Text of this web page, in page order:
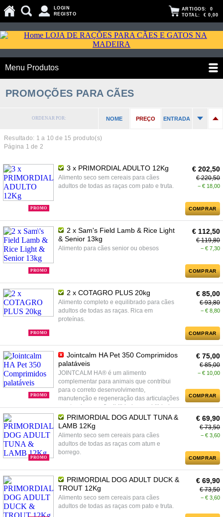
LOGIN
REGISTO
ARTIGOS: 0
TOTAL: € 0,00
Menu Produtos
PROMOÇÕES PARA CÃES
ORDENAR POR: NOME PREÇO ENTRADA
Resultado: 1 a 10 de 15 produto(s)
Página 1 de 2
PROMO
3 x PRIMORDIAL ADULTO 12Kg
Alimento seco sem cereais para cães
adultos de todas as raças com pato e truta.
€ 202,50
€ 220,50
− € 18,00
COMPRAR
PROMO
2 x Sam's Field Lamb & Rice Light
& Senior 13kg
Alimento para cães senior ou obesos
€ 112,50
€ 119,80
− € 7,30
COMPRAR
PROMO
2 x COTAGRO PLUS 20kg
Alimento completo e equilibrado para cães
adultos de todas as raças. Rica em
proteínas.
€ 85,00
€ 93,80
− € 8,80
COMPRAR
PROMO
Jointcalm HA Pet 350 Comprimidos
palatáveis
JOINTCALM HA® é um alimento
complementar para animais que contribui
para o correto desenvolvimento,
manutenção e regeneração das articulações
mantendo a sua flexibilidade e mobilidade.
€ 75,00
€ 85,00
− € 10,00
COMPRAR
PROMO
PRIMORDIAL DOG ADULT TUNA &
LAMB 12Kg
Alimento seco sem cereais para cães
adultos de todas as raças com atum e
borrego.
€ 69,90
€ 73,50
− € 3,60
COMPRAR
PRIMORDIAL DOG ADULT DUCK &
TROUT 12Kg
Alimento seco sem cereais para cães
adultos de todas as raças com pato e truta.
€ 69,90
€ 73,50
− € 3,60